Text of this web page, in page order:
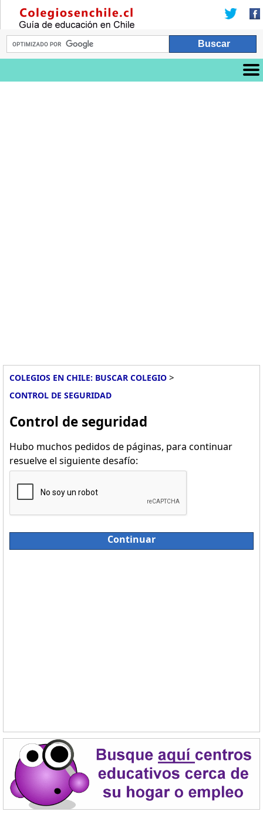
COLEGIOS EN CHILE: BUSCAR COLEGIO >
CONTROL DE SEGURIDAD
Control de seguridad
Hubo muchos pedidos de páginas, para continuar
resuelve el siguiente desafío:
Continuar